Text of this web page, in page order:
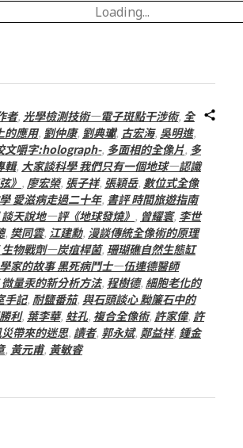
Loading...
者, 光學檢測技術—電子斑點干涉術, 全
的應用, 劉仲康, 劉典瓛, 古宏海, 吳明進,
文嚼字:holograph-, 多面相的全像片, 多
輯, 大家談科學 我們只有一個地球—認識
》 , 廖宏榮, 張子祥, 張穎岳, 數位式全像
愛滋病走過二十年, 書評 時間旅遊指南
天說地—評《地球發燒》 , 曾耀寰, 李世
, 樊同雲, 江建勳, 漫談傳統全像術的原理
生物戰劑—炭疽桿菌, 珊瑚礁自然生態缸
家的故事 黑死病鬥士—伍連德醫師
量汞的新分析方法, 程樹德, 細胞老化的
手記, 耐鹽番茄, 與石頭談心 黝簾石中的
利, 葉李華, 蛀孔, 複合全像術, 許家偉, 許
帶來的迷思, 讀者, 郭永斌, 鄭益祥, 鍾金
, 黃元甫, 黃敏睿